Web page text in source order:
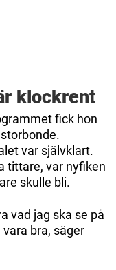
klockrent
fick hon
var självklart.
tittare, var nyfiken
skulle bli.
vad jag ska se på
bra, säger